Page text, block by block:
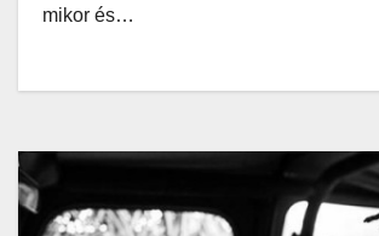
mikor és…